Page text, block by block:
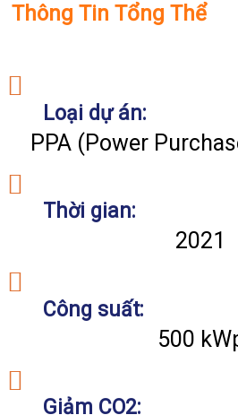
Thông Tin Tổng Thể
Loại dự án:
PPA (Power
Thời gian:
2021
Công suất:
500
Giảm CO2: